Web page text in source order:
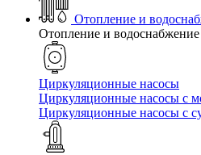
Отопление и
Отопление и водоснабжение
Циркуляционные насосы
Циркуляционные насосы с
Циркуляционные насосы с